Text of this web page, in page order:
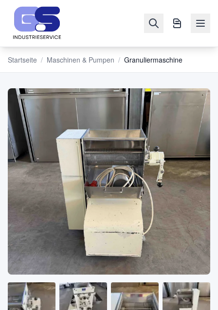
NAVIGATION
Maschinen
&
Pumpen
Verkaufen
Blog
Über
KATEGORIEN
Maschinen
Startseite / Maschinen & Pumpen / Granuliermaschine